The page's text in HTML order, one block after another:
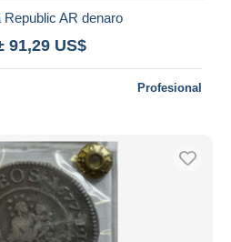
Republic AR denaro
91,29 US$
Profesional